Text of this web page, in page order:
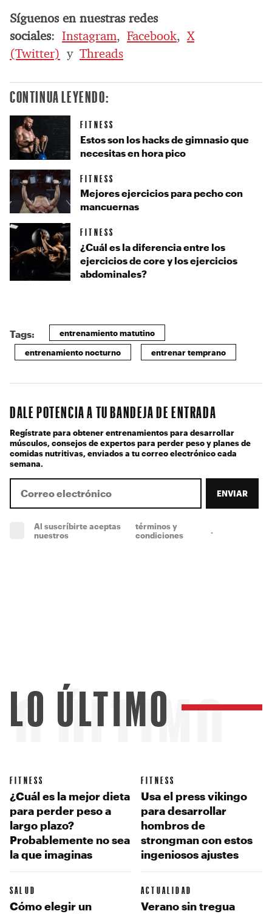
Síguenos en nuestras redes
sociales: Instagram, Facebook,X
(Twitter) y Threads
CONTINUA LEYENDO:
FITNESS
Estos son los hacks de gimnasio que
necesitas en hora pico
FITNESS
Mejores ejercicios para pecho con
mancuernas
FITNESS
¿Cuál es la diferencia entre los
ejercicios de core y los ejercicios
abdominales?
Tags: entrenamiento matutino
entrenamiento nocturno entrenar temprano
DALE POTENCIA A TU BANDEJA DE ENTRADA
Regístrate para obtener entrenamientos para desarrollar
músculos, consejos de expertos para perder peso y planes de
comidas nutritivas, enviados a tu correo electrónico cada
semana.
ENVIAR
Al suscríbirte aceptas
nuestros
términos y
condiciones
.
ÚLTIMO
LO ÚLTIMO
FITNESS
¿Cuál es la mejor dieta
para perder peso a
largo plazo?
Probablemente no sea
la que imaginas
FITNESS
Usa el press vikingo
para desarrollar
hombros de
strongman con estos
ingeniosos ajustes
SALUD
Cómo elegir un
ACTUALIDAD
Verano sin tregua